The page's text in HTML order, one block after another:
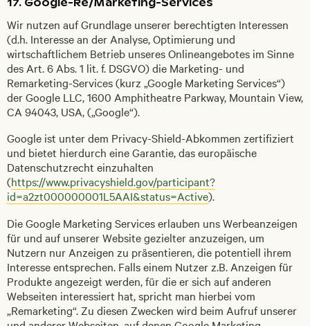
Wir nutzen auf Grundlage unserer berechtigten Interessen
(d.h. Interesse an der Analyse, Optimierung und
wirtschaftlichem Betrieb unseres Onlineangebotes im Sinne
des Art. 6 Abs. 1 lit. f. DSGVO) die Marketing- und
Remarketing-Services (kurz „Google Marketing Services“)
der Google LLC, 1600 Amphitheatre Parkway, Mountain View,
CA 94043, USA, („Google“).
Google ist unter dem Privacy-Shield-Abkommen zertifiziert
und bietet hierdurch eine Garantie, das europäische
Datenschutzrecht einzuhalten
(https://www.privacyshield.gov/participant?
id=a2zt000000001L5AAI&status=Active).
Die Google Marketing Services erlauben uns Werbeanzeigen
für und auf unserer Website gezielter anzuzeigen, um
Nutzern nur Anzeigen zu präsentieren, die potentiell ihrem
Interesse entsprechen. Falls einem Nutzer z.B. Anzeigen für
Produkte angezeigt werden, für die er sich auf anderen
Webseiten interessiert hat, spricht man hierbei vom
„Remarketing“. Zu diesen Zwecken wird beim Aufruf unserer